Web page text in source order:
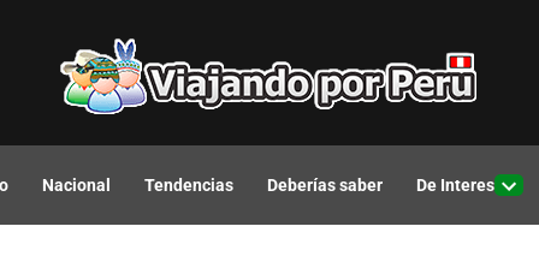
Nacional Tendencias Deberías saber De Interes